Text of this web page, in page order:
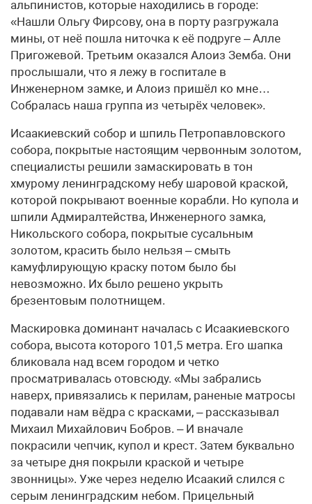
альпинистов, которые находились в городе:
«Нашли Ольгу Фирсову, она в порту разгружала
мины, от неё пошла ниточка к её подруге – Алле
Пригожевой. Третьим оказался Алоиз Земба. Они
прослышали, что я лежу в госпитале в
Инженерном замке, и Алоиз пришёл ко мне…
Собралась наша группа из четырёх человек».
Исаакиевский собор и шпиль Петропавловского
собора, покрытые настоящим червонным золотом,
специалисты решили замаскировать в тон
хмурому ленинградскому небу шаровой краской,
которой покрывают военные корабли. Но купола и
шпили Адмиралтейства, Инженерного замка,
Никольского собора, покрытые сусальным
золотом, красить было нельзя – смыть
камуфлирующую краску потом было бы
невозможно. Их было решено укрыть
брезентовым полотнищем.
Маскировка доминант началась с Исаакиевского
собора, высота которого 101,5 метра. Его шапка
бликовала над всем городом и четко
просматривалась отовсюду. «Мы забрались
наверх, привязались к перилам, раненые матросы
подавали нам вёдра с красками, – рассказывал
Михаил Михайлович Бобров. – И вначале
покрасили чепчик, купол и крест. Затем буквально
за четыре дня покрыли краской и четыре
звонницы». Уже через неделю Исаакий слился с
серым ленинградским небом. Прицельный